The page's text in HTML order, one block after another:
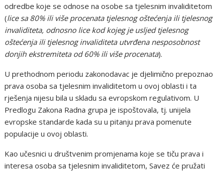
odredbe koje se odnose na osobe sa tjelesnim invaliditetom
(lice sa 80% ili više procenata tjelesnog oštećenja ili tjelesnog
invaliditeta, odnosno lice kod kojeg je usljed tjelesnog
oštećenja ili tjelesnog invaliditeta utvrđena nesposobnost
donjih ekstremiteta od 60% ili više procenata).
U prethodnom periodu zakonodavac je djelimično prepoznao
prava osoba sa tjelesnim invaliditetom u ovoj oblasti i ta
rješenja nijesu bila u skladu sa evropskom regulativom. U
Predlogu Zakona Radna grupa je ispoštovala, tj. unijela
evropske standarde kada su u pitanju prava pomenute
populacije u ovoj oblasti.
Kao učesnici u društvenim promjenama koje se tiču prava i
interesa osoba sa tjelesnim invaliditetom, Savez će pružati